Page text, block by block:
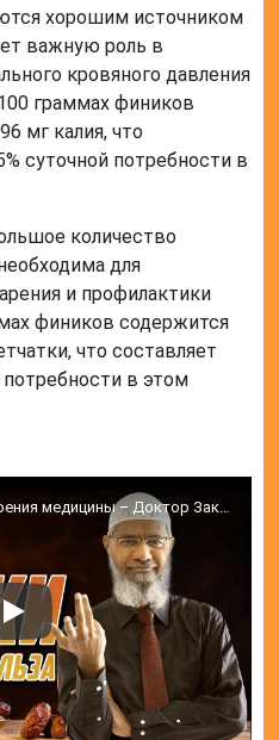
хорошим источником
важную роль в
кровяного давления
граммах фиников
мг калия, что
суточной потребности в
количество
для
и профилактики
фиников содержится
что составляет
потребности в этом
ПОЛЬЗА ФИНИКОВ с точки зрения медицины – Доктор Закир Найк